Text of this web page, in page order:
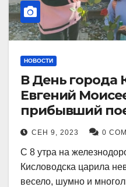
НОВОСТИ
В День города
Евгений
прибывший
СЕН 9, 2023 0
С 8 утра на
Кисловодска царила
весело, шумно и